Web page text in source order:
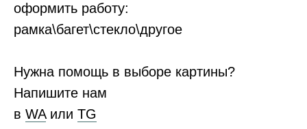
оформить работу:
рамка\багет\стекло\другое
Нужна помощь в выборе картины?
Напишите нам
в WAили ТG